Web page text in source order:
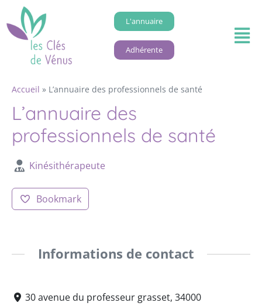
L'annuaire
Adhérente
Accueil » L’annuaire des professionnels de santé
L’annuaire des
professionnels de santé
Kinésithérapeute
Bookmark
Informations de contact
30 avenue du professeur grasset, 34000